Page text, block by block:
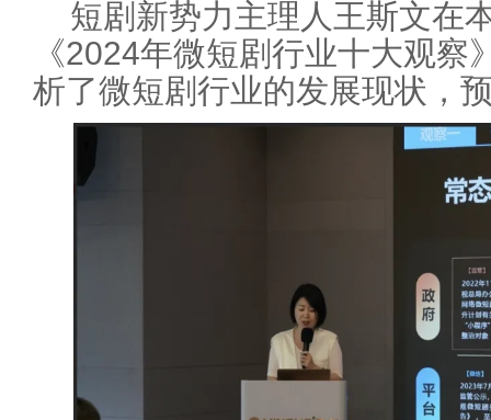
短剧新势力主理人王斯文在
《2024年微短剧行业十大观
析了微短剧行业的发展现状，